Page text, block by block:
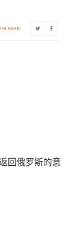
回俄罗斯的意